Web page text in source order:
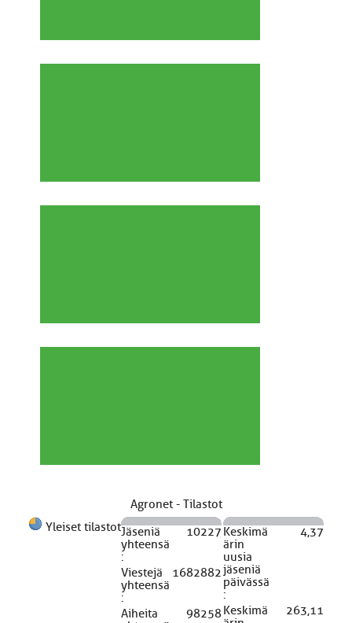
Agronet - Tilastot
Yleiset tilastotJäseniä
yhteensä
:
10227
Viestejä
yhteensä
:
1682882
Aiheita
98258
Keskimä
ärin
uusia
jäseniä
päivässä
:
4,37
Keskimä
263,11